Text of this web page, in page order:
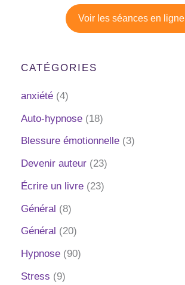
Voir les séances en ligne
CATÉGORIES
anxiété (4)
Auto-hypnose (18)
Blessure émotionnelle (3)
Devenir auteur (23)
Écrire un livre (23)
Général (8)
Général (20)
Hypnose (90)
Stress (9)